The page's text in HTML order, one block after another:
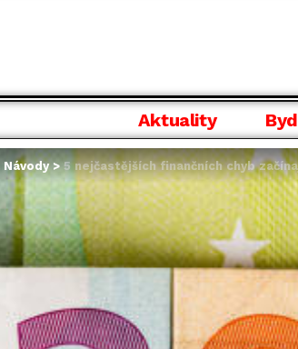
Aktuality
Návody>5 nejčastějších finančních chyb